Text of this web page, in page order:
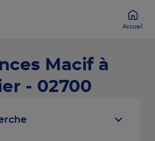
Accueil
Macif à
- 02700